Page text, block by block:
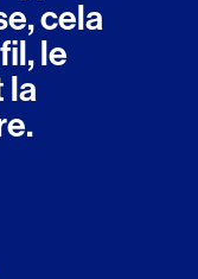
cela
le
la